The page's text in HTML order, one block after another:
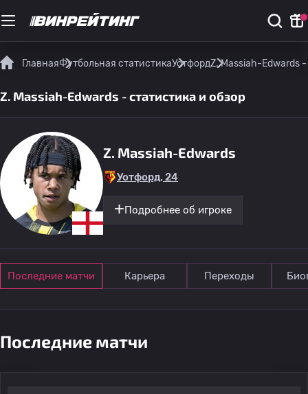
ГлавнаяФутбольная статистикаУотфордZ. Massiah-Edwards
Z. Massiah-Edwards - статистика и обзор
Z. Massiah-Edwards
Уотфорд, 24
Подробнее об игроке
Последние матчи Карьера Переходы
Последние матчи